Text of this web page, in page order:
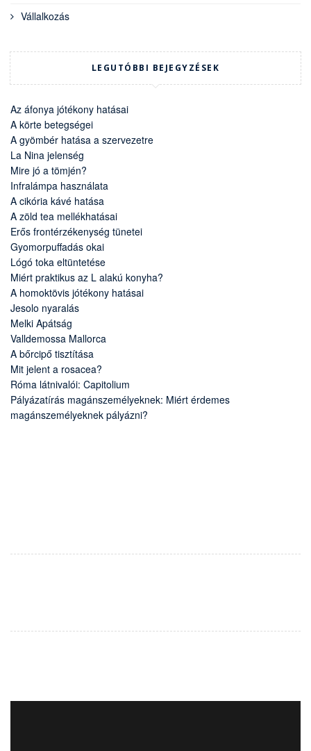
Vállalkozás
LEGUTÓBBI BEJEGYZÉSEK
Az áfonya jótékony hatásai
A körte betegségei
A gyömbér hatása a szervezetre
La Nina jelenség
Mire jó a tömjén?
Infralámpa használata
A cikória kávé hatása
A zöld tea mellékhatásai
Erős frontérzékenység tünetei
Gyomorpuffadás okai
Lógó toka eltüntetése
Miért praktikus az L alakú konyha?
A homoktövis jótékony hatásai
Jesolo nyaralás
Melki Apátság
Valldemossa Mallorca
A bőrcipő tisztítása
Mit jelent a rosacea?
Róma látnivalói: Capitolium
Pályázatírás magánszemélyeknek: Miért érdemes
magánszemélyeknek pályázni?